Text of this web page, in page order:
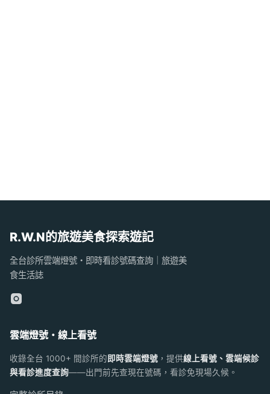
R.W.N的旅遊美食探索遊記
全台診所雲端燈號・即時看診號碼查詢｜旅遊美
食生活誌
雲端燈號・線上看號
收錄全台 1000+ 間診所的即時雲端燈號 ，提供線上看號、雲端候診
與看診進度查詢——出門前先查現在號碼，看診免現場久候。